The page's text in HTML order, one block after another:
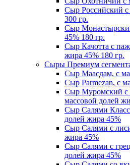
Сыр Российский c
300 гр.
Сыр
45% 180 гр.
Сыр Качотта с
жира 45% 180 гр.
Сыры Премиум
Сыр Маасдам, c
Сыр Parmezan, c
Сыр Муромский с
массовой долей
Сыр Салями
долей жира 45%
Сыр Салями с
жира 45%
Сыр Салями с
долей жира 45%